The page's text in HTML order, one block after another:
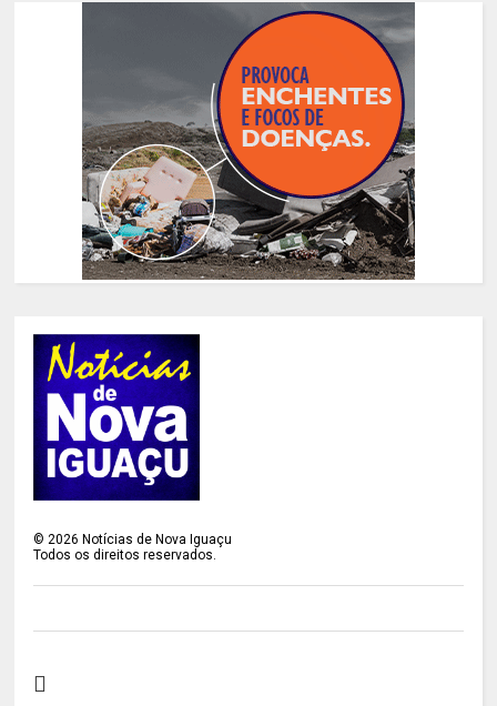
©2026 Notícias de Nova Iguaçu
Todos os direitos reservados.